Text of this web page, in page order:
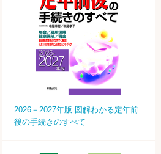
2026－2027年版 図解わかる定年前
後の手続きのすべて